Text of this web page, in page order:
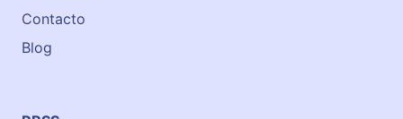
Contacto
Blog